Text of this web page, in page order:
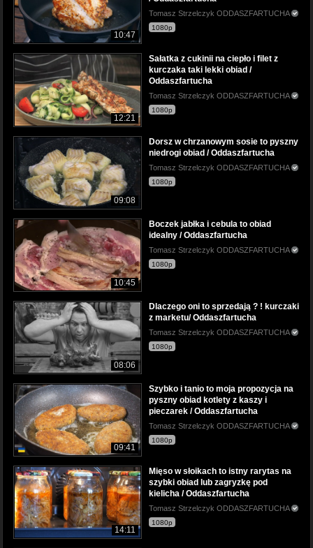
10:47
Tomasz Strzelczyk ODDASZFARTUCHA
1080p
12:21
Sałatka z cukinii na ciepło i filet z
kurczaka taki lekki obiad /
Oddaszfartucha
Tomasz Strzelczyk ODDASZFARTUCHA
1080p
09:08
Dorsz w chrzanowym sosie to pyszny
niedrogi obiad / Oddaszfartucha
Tomasz Strzelczyk ODDASZFARTUCHA
1080p
10:45
Boczek jabłka i cebula to obiad
idealny / Oddaszfartucha
Tomasz Strzelczyk ODDASZFARTUCHA
1080p
08:06
Dlaczego oni to sprzedają ? ! kurczaki
z marketu/ Oddaszfartucha
Tomasz Strzelczyk ODDASZFARTUCHA
1080p
09:41
Szybko i tanio to moja propozycja na
pyszny obiad kotlety z kaszy i
pieczarek / Oddaszfartucha
Tomasz Strzelczyk ODDASZFARTUCHA
1080p
14:11
Mięso w słoikach to istny rarytas na
szybki obiad lub zagryzkę pod
kielicha / Oddaszfartucha
Tomasz Strzelczyk ODDASZFARTUCHA
1080p